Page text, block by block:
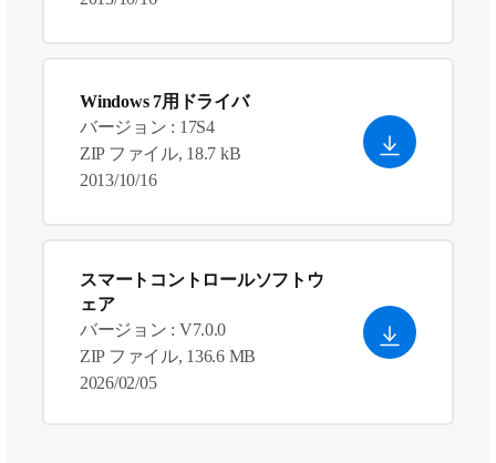
Windows 7用ドライバ
バージョン : 17S4
ZIP ファイル, 18.7 kB
2013/10/16
スマートコントロールソフトウ
ェア
バージョン : V7.0.0
ZIP ファイル, 136.6 MB
2026/02/05